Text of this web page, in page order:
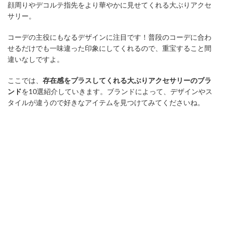
顔周りやデコルテ指先をより華やかに見せてくれる大ぶりアクセ
サリー。
コーデの主役にもなるデザインに注目です！普段のコーデに合わ
せるだけでも一味違った印象にしてくれるので、重宝すること間
違いなしですよ。
ここでは、 存在感をプラスしてくれる大ぶりアクセサリーのブラ
ンドを10選紹介していきます。ブランドによって、デザインやス
タイルが違うので好きなアイテムを見つけてみてくださいね。